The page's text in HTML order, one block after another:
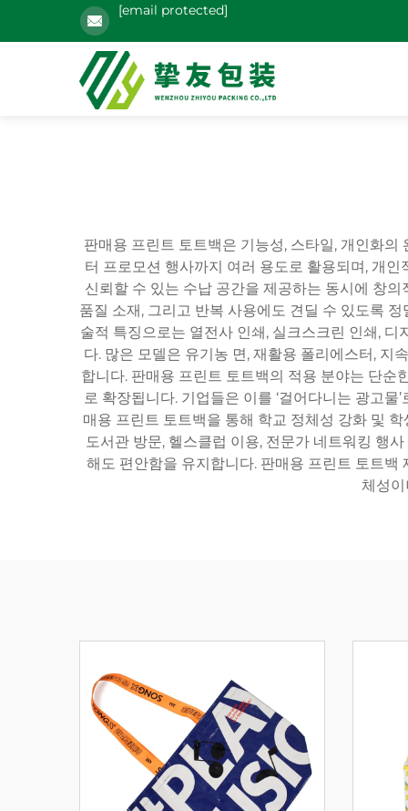
[email protected]
판매용 프린트 토트백은 기능성, 스타일, 개인화
터 프로모션 행사까지 여러 용도로 활용되며, 개
신뢰할 수 있는 수납 공간을 제공하는 동시에 창
품질 소재, 그리고 반복 사용에도 견딜 수 있도록
술적 특징으로는 열전사 인쇄, 실크스크린 인쇄,
다. 많은 모델은 유기농 면, 재활용 폴리에스터,
합니다. 판매용 프린트 토트백의 적용 분야는 단순
로 확장됩니다. 기업들은 이를 ‘걸어다니는 광고
매용 프린트 토트백을 통해 학교 정체성 강화 및
도서관 방문, 헬스클럽 이용, 전문가 네트워킹 행
해도 편안함을 유지합니다. 판매용 프린트 토트백
체성